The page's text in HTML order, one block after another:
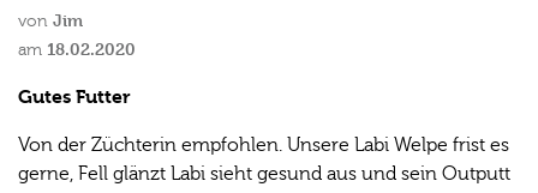
von Jim
am 18.02.2020
Gutes Futter
Von der Züchterin empfohlen. Unsere Labi Welpe frist es
gerne, Fell glänzt Labi sieht gesund aus und sein Outputt